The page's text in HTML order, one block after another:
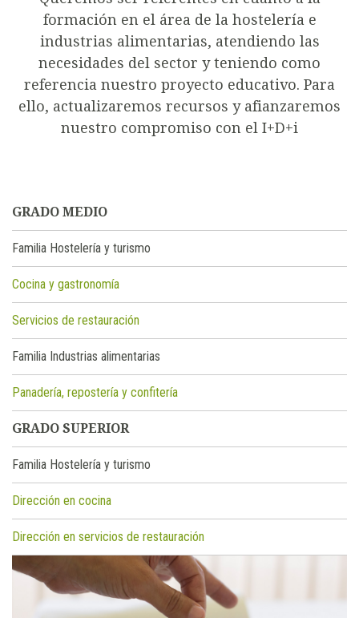
formación en el área de la hostelería e
industrias alimentarias, atendiendo las
necesidades del sector y teniendo como
referencia nuestro proyecto educativo. Para
ello, actualizaremos recursos y afianzaremos
nuestro compromiso con el I+D+i
GRADO MEDIO
Familia Hostelería y turismo
Cocina y gastronomía
Servicios de restauración
Familia Industrias alimentarias
Panadería, repostería y confitería
GRADO SUPERIOR
Familia Hostelería y turismo
Dirección en cocina
Dirección en servicios de restauración